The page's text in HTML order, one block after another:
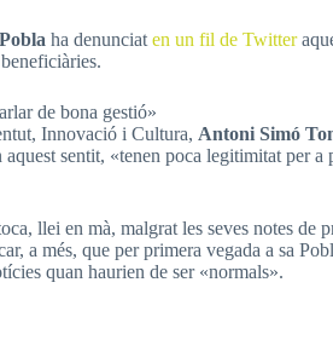
ha denunciat en un fil de Twitter
de bona gestió»
Innovació i Cultura, Antoni Simó
aquest sentit, «tenen poca legitimitat per
llei en mà, malgrat les seves notes de
a més, que per primera vegada a sa
quan haurien de ser «normals».